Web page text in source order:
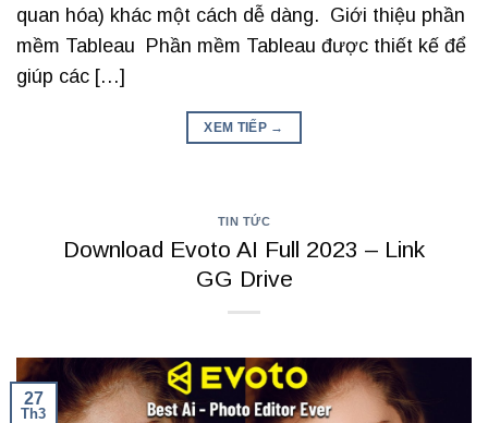
quan hóa) khác một cách dễ dàng. Giới thiệu phần
mềm Tableau Phần mềm Tableau được thiết kế để
giúp các […]
XEM TIẾP →
TIN TỨC
Download Evoto AI Full 2023 – Link
GG Drive
27
Th3